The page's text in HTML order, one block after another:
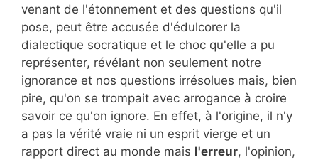
venant de l'étonnement et des questions qu'il
pose, peut être accusée d'édulcorer la
dialectique socratique et le choc qu'elle a pu
représenter, révélant non seulement notre
ignorance et nos questions irrésolues mais, bien
pire, qu'on se trompait avec arrogance à croire
savoir ce qu'on ignore. En effet, à l'origine, il n'y
a pas la vérité vraie ni un esprit vierge et un
rapport direct au monde mais l'erreur, l'opinion,